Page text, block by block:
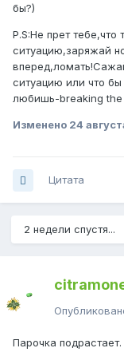
бы?)
P.S:Не прет
ситуацию,заряжай
ситуацию или что
любишь-breaking the
Изменено 24
Цитата
2 недели спустя...
Парочка подрастает.